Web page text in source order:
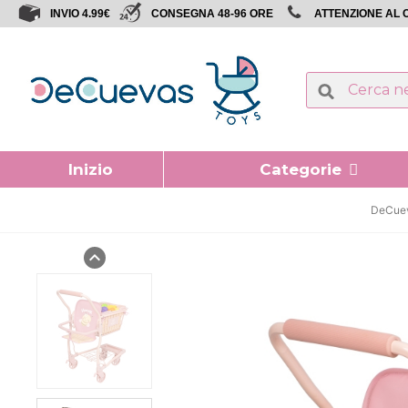
INVIO 4.99€ CONSEGNA 48-96 ORE ATTENZIONE AL
Inizio Categorie
expand_less